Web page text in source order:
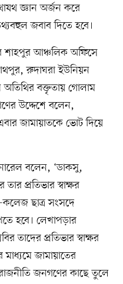
জ্ঞান অর্জন করে
জবাব দিতে হবে।
শাহপুর আঞ্চলিক অফিসে
রুদাঘরা ইউনিয়ন
অতিথির বক্তৃতায় গোলাম
উদ্দেশে বলেন,
জামায়াতকে ভোট দিয়ে
বলেন, ‘ডাকসু,
প্রতিভার স্বাক্ষর
কলেজ ছাত্র সংসদে
হবে। লেখাপড়ার
তাদের প্রতিভার স্বাক্ষর
জামায়াতের
জনগণের কাছে তুলে